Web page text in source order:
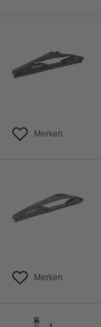
Merken
Merken